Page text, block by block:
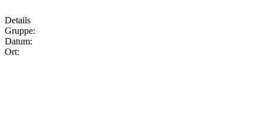
Details
Gruppe:
Datum:
Ort: